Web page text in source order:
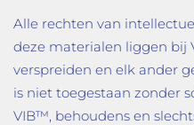
Alle rechten van
deze materialen liggen bij
verspreiden en elk ander
is niet toegestaan zonder
VIB™, behoudens en